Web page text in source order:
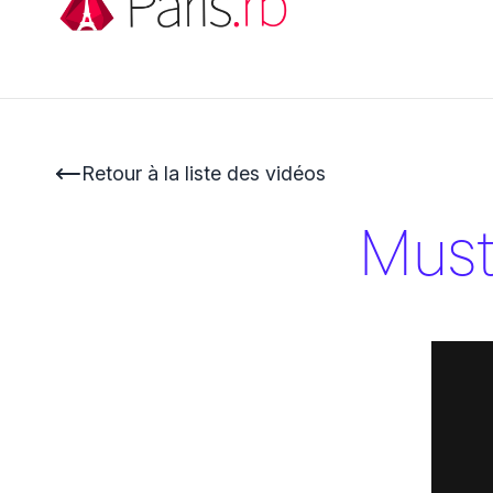
Retour à la liste des vidéos